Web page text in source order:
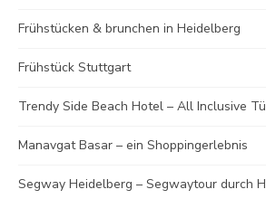
Frühstücken & brunchen in Heidelberg
Frühstück Stuttgart
Trendy Side Beach Hotel – All Inclusive
Manavgat Basar – ein Shoppingerlebnis
Segway Heidelberg – Segwaytour durch